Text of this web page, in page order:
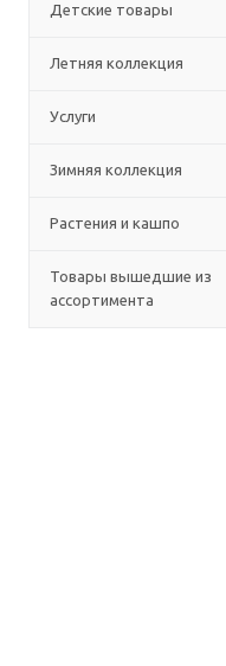
Детские товары
Летняя коллекция
Услуги
Зимняя коллекция
Растения и кашпо
Товары вышедшие из
ассортимента